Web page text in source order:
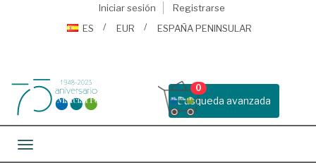
Iniciar sesión
Registrarse
ES
EUR ESPAÑA PENINSULAR
Busqueda avanzada
0
Toggle navigation